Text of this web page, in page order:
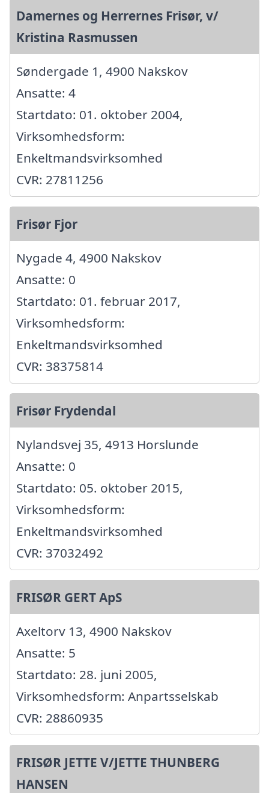
Damernes og Herrernes Frisør, v/
Kristina Rasmussen
Søndergade 1, 4900 Nakskov
Ansatte: 4
Startdato: 01. oktober 2004,
Virksomhedsform:
Enkeltmandsvirksomhed
CVR: 27811256
Frisør Fjor
Nygade 4, 4900 Nakskov
Ansatte: 0
Startdato: 01. februar 2017,
Virksomhedsform:
Enkeltmandsvirksomhed
CVR: 38375814
Frisør Frydendal
Nylandsvej 35, 4913 Horslunde
Ansatte: 0
Startdato: 05. oktober 2015,
Virksomhedsform:
Enkeltmandsvirksomhed
CVR: 37032492
FRISØR GERT ApS
Axeltorv 13, 4900 Nakskov
Ansatte: 5
Startdato: 28. juni 2005,
Virksomhedsform: Anpartsselskab
CVR: 28860935
FRISØR JETTE V/JETTE THUNBERG
HANSEN